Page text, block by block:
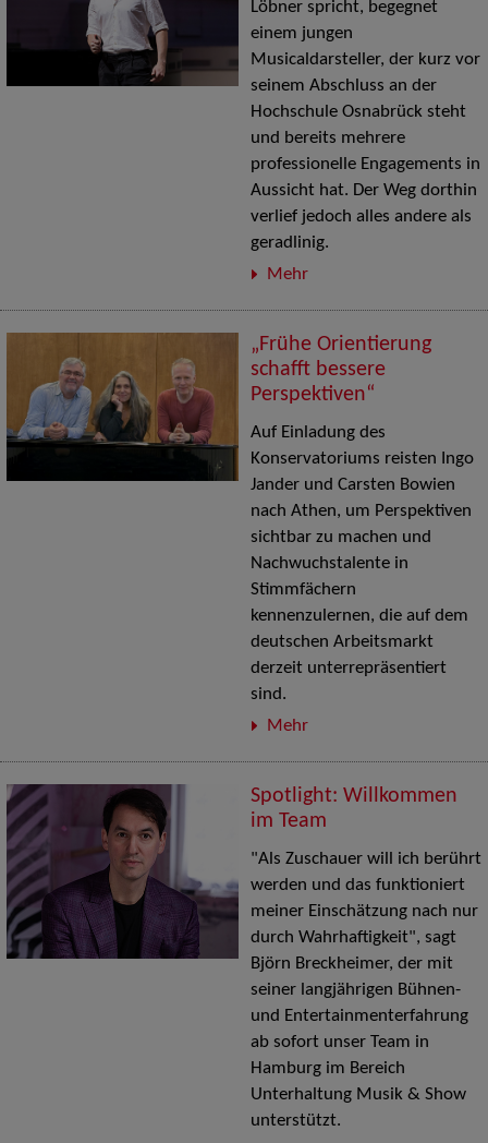
Löbner spricht, begegnet
einem jungen
Musicaldarsteller, der kurz vor
seinem Abschluss an der
Hochschule Osnabrück steht
und bereits mehrere
professionelle Engagements in
Aussicht hat. Der Weg dorthin
verlief jedoch alles andere als
geradlinig.
Mehr
„Frühe Orientierung
schafft bessere
Perspektiven“
Auf Einladung des
Konservatoriums reisten Ingo
Jander und Carsten Bowien
nach Athen, um Perspektiven
sichtbar zu machen und
Nachwuchstalente in
Stimmfächern
kennenzulernen, die auf dem
deutschen Arbeitsmarkt
derzeit unterrepräsentiert
sind.
Mehr
Spotlight: Willkommen
im Team
"Als Zuschauer will ich berührt
werden und das funktioniert
meiner Einschätzung nach nur
durch Wahrhaftigkeit", sagt
Björn Breckheimer, der mit
seiner langjährigen Bühnen-
und Entertainmenterfahrung
ab sofort unser Team in
Hamburg im Bereich
Unterhaltung Musik & Show
unterstützt.